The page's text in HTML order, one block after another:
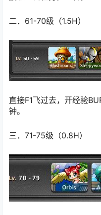
二．61-70级（1.5H）
直接F1飞过去，开经验
钟。
三．71-75级（0.8H）